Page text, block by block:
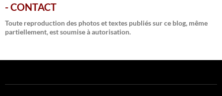
-CONTACT
Toute reproduction des photos et textes publiés sur ce blog, même
partiellement, est soumise à autorisation.